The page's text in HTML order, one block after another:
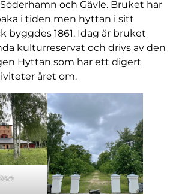
och Gävle. Bruket har
i tiden men hyttan i sitt
byggdes 1861. Idag är bruket
kulturreservat och drivs av den
Hyttan som har ett digert
året om.